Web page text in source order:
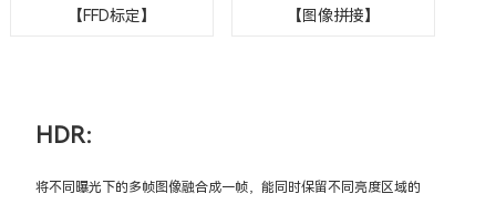
【FFD标定】 【图像拼接】
HDR：
将不同曝光下的多帧图像融合成一帧，能同时保留不同亮度区域的